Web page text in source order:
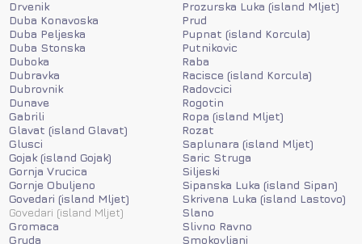
Drvenik
Duba Konavoska
Duba Peljeska
Duba Stonska
Duboka
Dubravka
Dubrovnik
Dunave
Gabrili
Glavat (island Glavat)
Glusci
Gojak (island Gojak)
Gornja Vrucica
Gornje Obuljeno
Govedari (island Mljet)
Govedari (island Mljet)
Gromaca
Gruda
Prozurska Luka (island Mljet)
Prud
Pupnat (island Korcula)
Putnikovic
Raba
Racisce (island Korcula)
Radovcici
Rogotin
Ropa (island Mljet)
Rozat
Saplunara (island Mljet)
Saric Struga
Siljeski
Sipanska Luka (island Sipan)
Skrivena Luka (island Lastovo)
Slano
Slivno Ravno
Smokovljani